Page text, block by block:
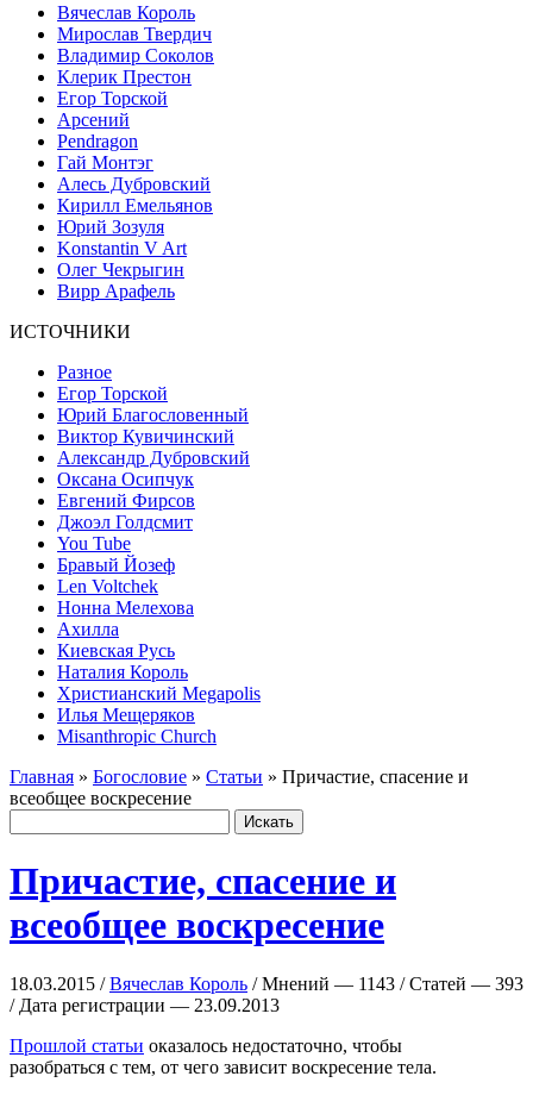
Вячеслав Король
Мирослав Твердич
Владимир Соколов
Клерик Престон
Егор Topской
Арсений
Pendragon
Гай Монтэг
Алесь Дубровский
Кирилл Емельянов
Юрий Зозуля
Konstantin V Art
Олег Чекрыгин
Вирр Арафель
ИСТОЧНИКИ
Разное
Егор Торской
Юрий Благословенный
Виктор Кувичинский
Александр Дубровский
Оксана Осипчук
Евгений Фирсов
Джоэл Голдсмит
You Tube
Бравый Йозеф
Len Voltchek
Нонна Мелехова
Ахилла
Киевская Русь
Наталия Король
Христианский Megapolis
Илья Мещеряков
Misanthropic Church
Главная » Богословие » Статьи » Причастие, спасение и
всеобщее воскресение
Причастие, спасение и
всеобщее воскресение
18.03.2015 /Вячеслав Король / Мнений — 1143 / Статей — 393
/ Дата регистрации — 23.09.2013
Прошлой статьи оказалось недостаточно, чтобы
разобраться с тем, от чего зависит воскресение тела.